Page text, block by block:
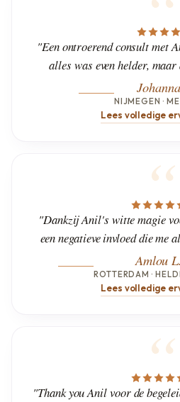
"Een ontroerend consult met
alles was even helder,
Johanna
NIJMEGEN ·
Lees volledige
"Dankzij Anil's witte magie
een negatieve invloed die me
Amlou L.
ROTTERDAM ·
Lees volledige
"Thank you Anil voor de